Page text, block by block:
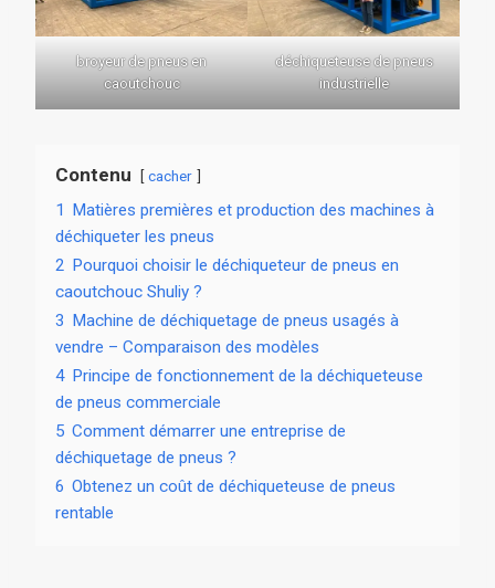
broyeur de pneus en
caoutchouc
déchiqueteuse de pneus
industrielle
Contenu cacher
1 Matières premières et production des machines à
déchiqueter les pneus
2 Pourquoi choisir le déchiqueteur de pneus en
caoutchouc Shuliy ?
3 Machine de déchiquetage de pneus usagés à
vendre – Comparaison des modèles
4 Principe de fonctionnement de la déchiqueteuse
de pneus commerciale
5 Comment démarrer une entreprise de
déchiquetage de pneus ?
6 Obtenez un coût de déchiqueteuse de pneus
rentable